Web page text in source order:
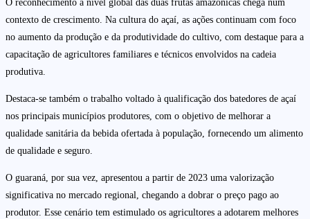
O reconhecimento a nível global das duas frutas amazônicas chega num
contexto de crescimento. Na cultura do açaí, as ações continuam com foco
no aumento da produção e da produtividade do cultivo, com destaque para a
capacitação de agricultores familiares e técnicos envolvidos na cadeia
produtiva.
Destaca-se também o trabalho voltado à qualificação dos batedores de açaí
nos principais municípios produtores, com o objetivo de melhorar a
qualidade sanitária da bebida ofertada à população, fornecendo um alimento
de qualidade e seguro.
O guaraná, por sua vez, apresentou a partir de 2023 uma valorização
significativa no mercado regional, chegando a dobrar o preço pago ao
produtor. Esse cenário tem estimulado os agricultores a adotarem melhores